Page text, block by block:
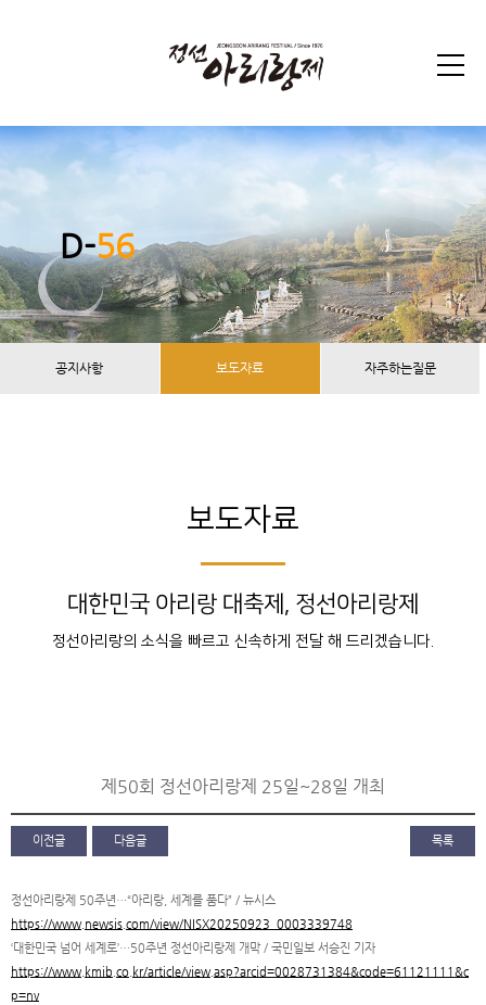
D-56
공지사항 보도자료 자주하는질문
보도자료
대한민국 아리랑 대축제, 정선아리랑제
정선아리랑의 소식을 빠르고 신속하게 전달 해 드리겠습니다.
제50회 정선아리랑제 25일~28일 개최
이전글 다음글 목록
정선아리랑제 50주년…“아리랑, 세계를 품다” / 뉴시스
https://www.newsis.com/view/NISX20250923_0003339748
‘대한민국 넘어 세계로’…50주년 정선아리랑제 개막 / 국민일보 서승진 기자
https://www.kmib.co.kr/article/view.asp?arcid=0028731384&code=61121111&c
p=nv